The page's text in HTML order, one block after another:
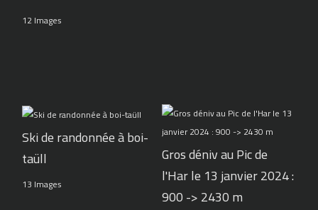
12 Images
Ski de randonnée à boi-
taüll
13 Images
Gros déniv au Pic de
l'Har le 13 janvier 2024 :
900 -> 2430 m